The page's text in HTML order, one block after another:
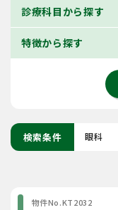
診療科目から探す
特徴から探す
検索条件 眼科
物件No.KT2032